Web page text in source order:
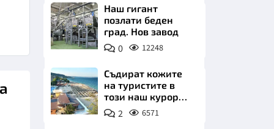
ХРАНА
Наш гигант
позлати беден
град. Нов завод
0 12248
Съдират кожите
на туристите в
този наш курорт.
Шокираща
сметка за обяд на
2 6571